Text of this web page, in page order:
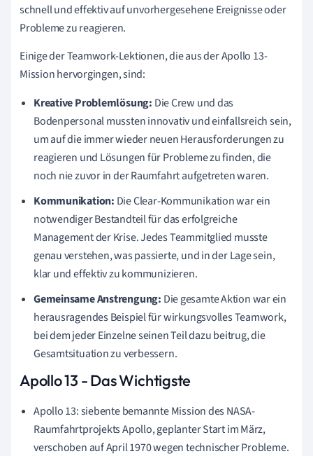
schnell und effektiv auf unvorhergesehene Ereignisse oder
Probleme zu reagieren.
Einige der Teamwork-Lektionen, die aus der Apollo 13-
Mission hervorgingen, sind:
Kreative Problemlösung: Die Crew und das
Bodenpersonal mussten innovativ und einfallsreich sein,
um auf die immer wieder neuen Herausforderungen zu
reagieren und Lösungen für Probleme zu finden, die
noch nie zuvor in der Raumfahrt aufgetreten waren.
Kommunikation: Die Clear-Kommunikation war ein
notwendiger Bestandteil für das erfolgreiche
Management der Krise. Jedes Teammitglied musste
genau verstehen, was passierte, und in der Lage sein,
klar und effektiv zu kommunizieren.
Gemeinsame Anstrengung: Die gesamte Aktion war ein
herausragendes Beispiel für wirkungsvolles Teamwork,
bei dem jeder Einzelne seinen Teil dazu beitrug, die
Gesamtsituation zu verbessern.
Apollo 13 - Das Wichtigste
Apollo 13: siebente bemannte Mission des NASA-
Raumfahrtprojekts Apollo, geplanter Start im März,
verschoben auf April 1970 wegen technischer Probleme.